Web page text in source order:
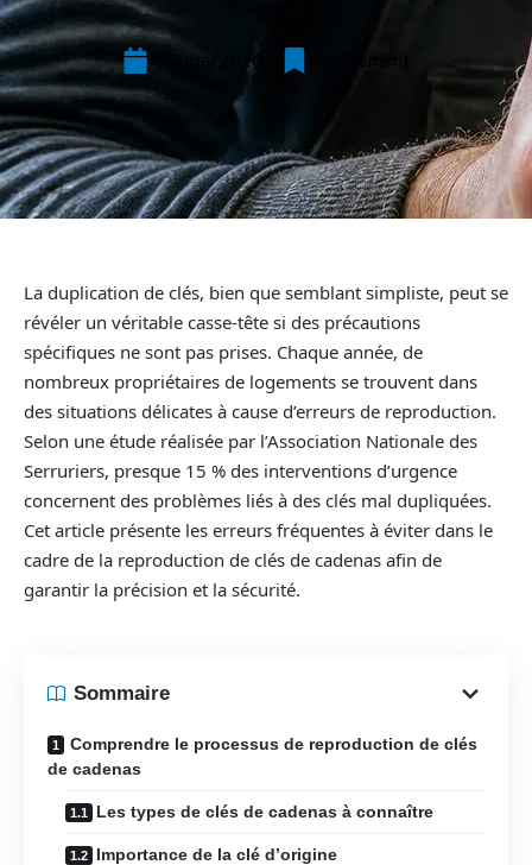
27 mai 2026
La duplication de clés, bien que semblant simpliste, peut se
révéler un véritable casse-tête si des précautions
spécifiques ne sont pas prises. Chaque année, de
nombreux propriétaires de logements se trouvent dans
des situations délicates à cause d’erreurs de reproduction.
Selon une étude réalisée par l’Association Nationale des
Serruriers, presque 15 % des interventions d’urgence
concernent des problèmes liés à des clés mal dupliquées.
Cet article présente les erreurs fréquentes à éviter dans le
cadre de la reproduction de clés de cadenas afin de
garantir la précision et la sécurité.
Sommaire
Comprendre le processus de reproduction de clés
de cadenas
Les types de clés de cadenas à connaître
Importance de la clé d’origine